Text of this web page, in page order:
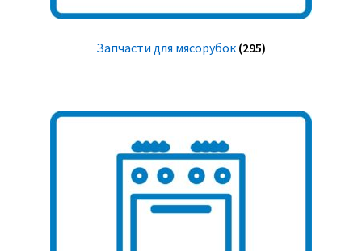
Запчасти для мясорубок (295)